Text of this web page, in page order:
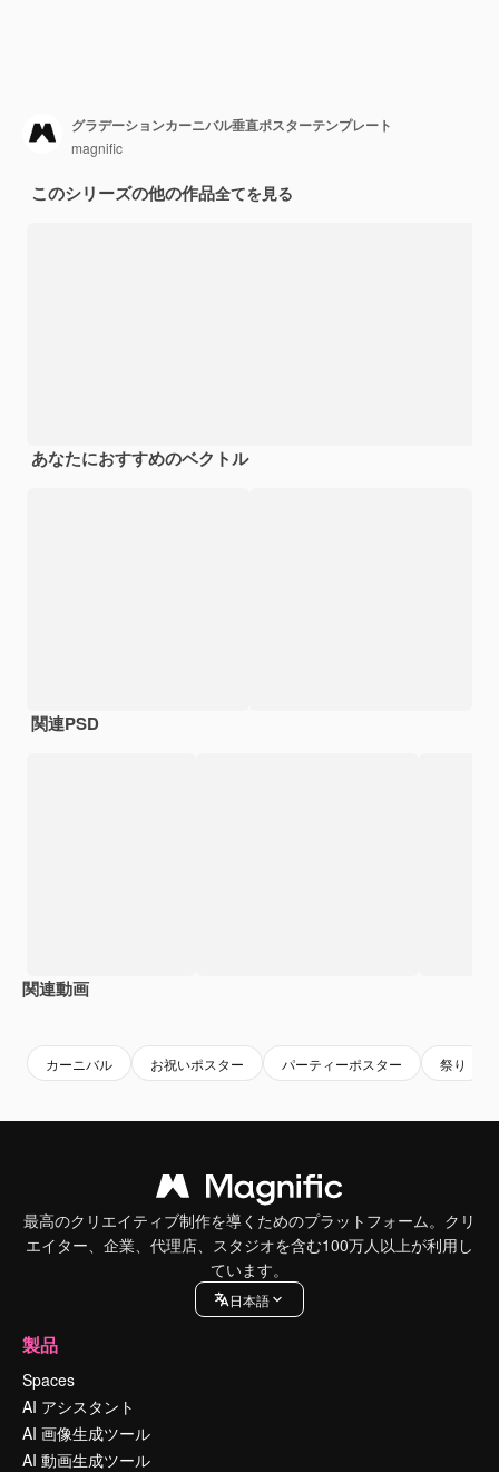
グラデーションカーニバル垂直ポスターテンプレート
magnific
このシリーズの他の作品全てを見る
あなたにおすすめのベクトル
関連PSD
関連動画
カーニバル お祝いポスター パーティーポスター 祭り
最高のクリエイティブ制作を導くためのプラットフォーム。クリ
エイター、企業、代理店、スタジオを含む100万人以上が利用し
ています。
日本語
製品
Spaces
AI アシスタント
AI 画像生成ツール
AI 動画生成ツール